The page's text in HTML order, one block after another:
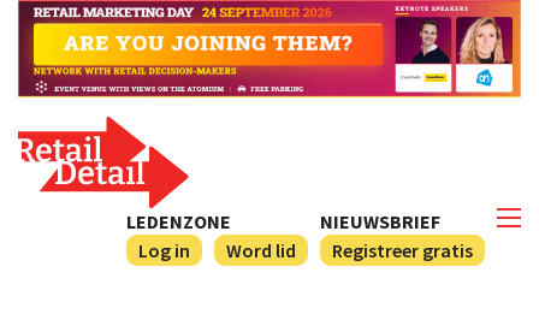
NIEUWSBRIEF
Registreer gratis
LEDENZONE
Log in
Word lid